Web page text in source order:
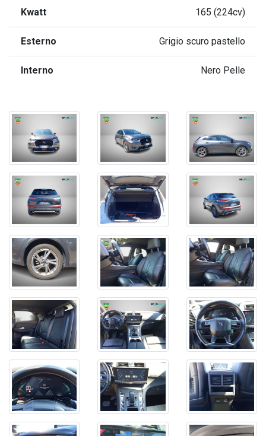
Kwatt 165 (224cv)
Esterno Grigio scuro pastello
Interno Nero Pelle